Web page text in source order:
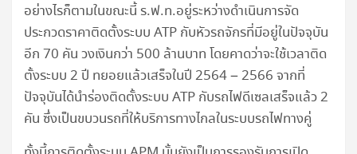
อย่างไรก็ตามในขณะนี้ ร.ฟ.ท.อยู่ระหว่างดำเนินการจัด
ประกวดราคาติดตั้งระบบ ATP กับหัวรถจักรที่มีอยู่ในปัจจุบัน
อีก 70 คัน วงเงินกว่า 500 ล้านบาท โดยคาดว่าจะใช้เวลาติด
ตั้งระบบ 2 ปี ทยอยแล้วเสร็จในปี 2564 – 2566 จากที่
ปัจจุบันได้นำร่องติดตั้งระบบ ATP กับรถไฟดีเซลเสร็จแล้ว 2
คัน ซึ่งเป็นขบวนรถที่ให้บริการทางไกลในระบบรถไฟทางคู่